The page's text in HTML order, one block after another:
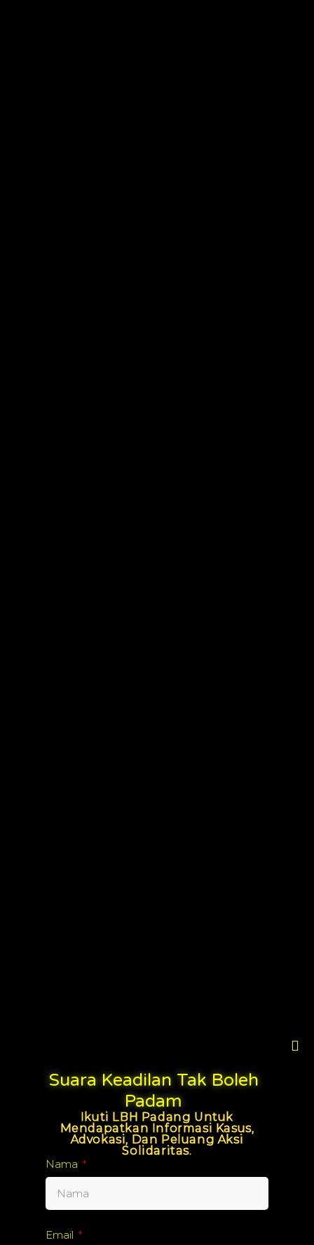
Suara Keadilan Tak Boleh
Padam
Ikuti LBH Padang Untuk
Mendapatkan Informasi Kasus,
Advokasi, Dan Peluang Aksi
Solidaritas.
Nama
Email